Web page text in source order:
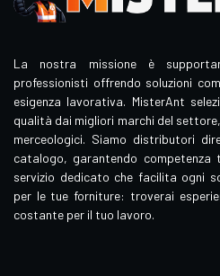
La nostra missione è
professionisti offrendo soluzioni
esigenza lavorativa. MisterAnt
qualità dai migliori marchi del
merceologici. Siamo distributori
catalogo, garantendo competenza
servizio dedicato che facilita ogni
per le tue forniture: troverai
costante per il tuo lavoro.